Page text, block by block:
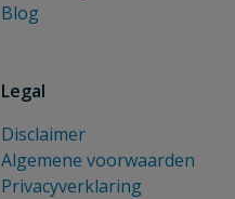
Blog
Legal
Disclaimer
Algemene voorwaarden
Privacyverklaring